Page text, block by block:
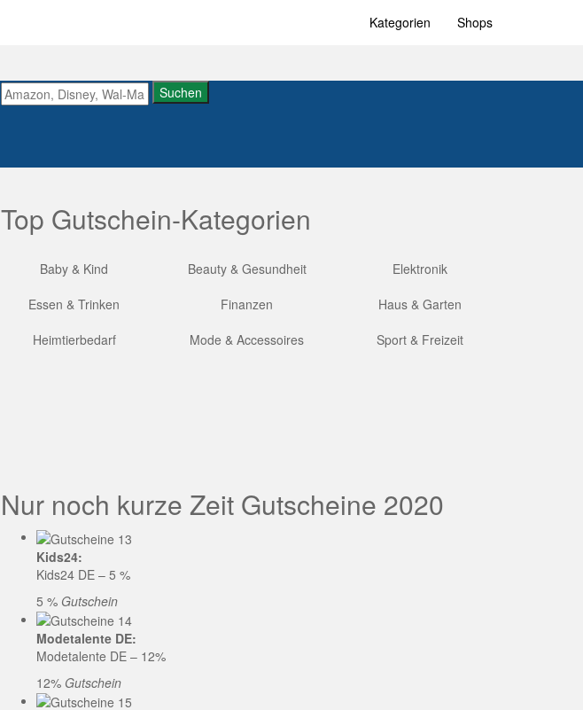
Kategorien Shops
Suchen
Top Gutschein-Kategorien
Baby & Kind Beauty & Gesundheit
Elektronik
Essen & Trinken
Finanzen
Haus & Garten
Heimtierbedarf
Mode & Accessoires Sport & Freizeit
Nur noch kurze Zeit Gutscheine 2020
Kids24:
Kids24 DE – 5 %
5 % Gutschein
Modetalente DE:
Modetalente DE – 12%
12% Gutschein